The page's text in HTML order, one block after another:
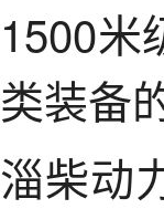
1500米
类装备
淄柴动